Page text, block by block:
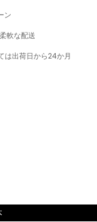
ン
軟な配送
は出荷日から24か月